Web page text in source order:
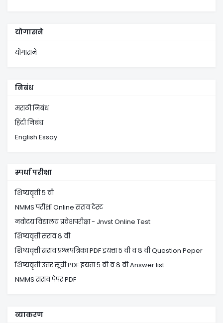
योगासने
योगासने
निबंध
मराठी निबंध
हिंदी निबंध
English Essay
स्पर्धा परीक्षा
शिष्यवृत्ती ५ वी
NMMS परीक्षा Online सराव टेस्ट
नवोदय विद्यालय प्रवेशपरीक्षा - Jnvst Online Test
शिष्यवृत्ती सराव ८ वी
शिष्यवृत्ती सराव प्रश्नपत्रिका PDF इयत्ता ५ वी व ८ वी Question Peper
शिष्यवृत्ती उत्तर सूची PDF इयत्ता ५ वी व ८ वी Answer list
NMMS सराव पेपर PDF
व्याकरण